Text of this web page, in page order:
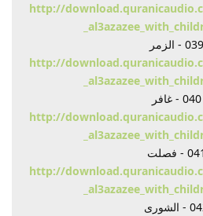
http://
039 - الزمر
http://
040 - غافر
http://
041 - فصلت
http://
الشورى